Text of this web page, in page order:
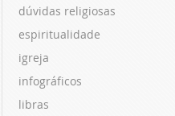
dúvidas religiosas
espiritualidade
igreja
infográficos
libras